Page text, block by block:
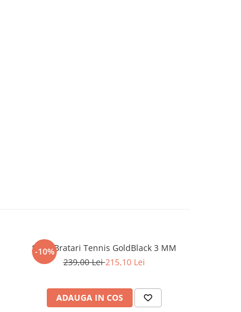
-10%
Set 3 Bratari Tennis GoldBlack 3 MM
239,00 Lei215,10 Lei
ADAUGA IN COS